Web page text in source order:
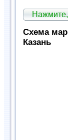
Схема
Казань